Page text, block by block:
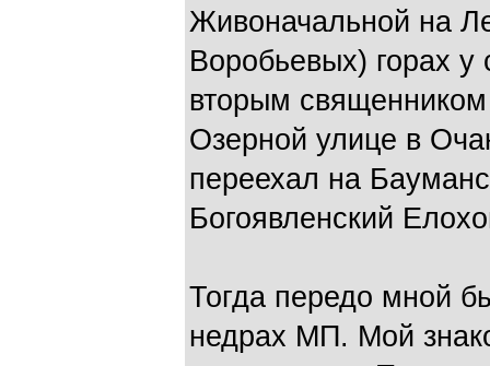
Живоначальной на
Воробьевых) горах
вторым
Озерной улице в
переехал на
Богоявленский
Тогда передо мной
недрах МП. Мой